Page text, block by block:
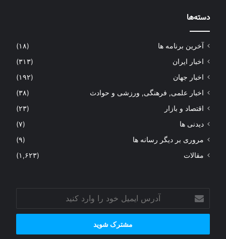
دسته‌ها
آخرین برنامه ها
(۱۸)
اخبار ایران
(۳۱۳)
اخبار جهان
(۱۹۲)
اخبار علمی, فرهنگی, ورزشی و حوادث
(۳۸)
اقتصاد و بازار
(۲۳)
دیدنی ها
(۷)
مروری بر دیگر رسانه ها
(۹)
مقالات
(۱,۶۲۳)
ایمیل
خود
وارد